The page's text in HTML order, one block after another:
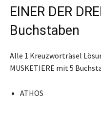
EINER DER
Buchstaben
Alle 1 Kreuzworträsel
MUSKETIERE mit 5
ATHOS